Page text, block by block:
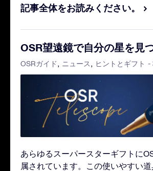
記事全体をお読みください。
OSR望遠鏡で自分の星を見
OSRガイド ニュース ヒントとギフト -
あらゆるスーパースターギフトに
属されています。この使いやすい